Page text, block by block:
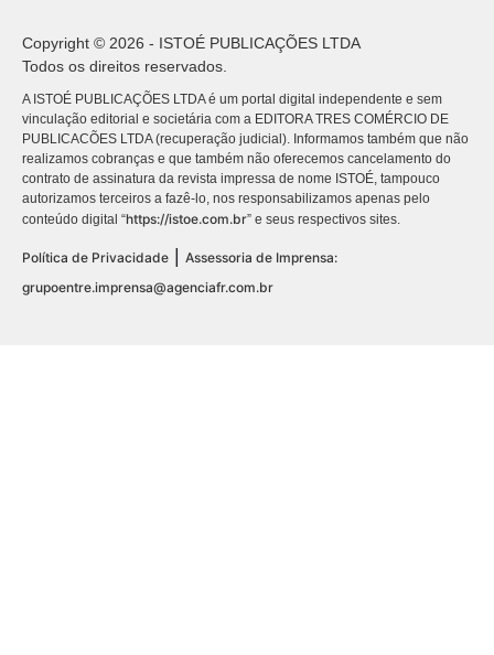
Copyright © 2026 - ISTOÉ PUBLICAÇÕES LTDA
Todos os direitos reservados.
A ISTOÉ PUBLICAÇÕES LTDA é um portal digital independente e sem
vinculação editorial e societária com a EDITORA TRES COMÉRCIO DE
PUBLICACÕES LTDA (recuperação judicial). Informamos também que não
realizamos cobranças e que também não oferecemos cancelamento do
contrato de assinatura da revista impressa de nome ISTOÉ, tampouco
autorizamos terceiros a fazê-lo, nos responsabilizamos apenas pelo
conteúdo digital “https://istoe.com.br” e seus respectivos sites.
Política de Privacidade
Assessoria de Imprensa:
grupoentre.imprensa@agenciafr.com.br